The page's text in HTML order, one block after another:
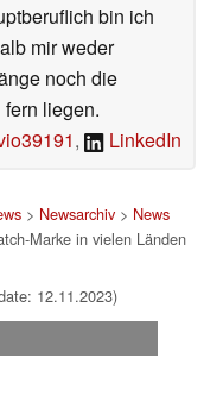
bin ich
mir weder
noch die
liegen.
, LinkedIn
> Newsarchiv> News
Marke in vielen Länden
12.11.2023)